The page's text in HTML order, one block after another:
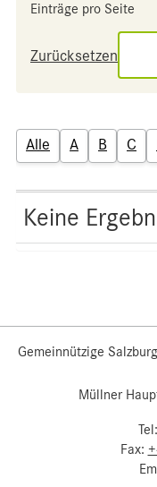
Einträge pro Seite
Zurücksetzen
Alle A B C
Keine
Gemeinnützige
Müllner
Tel:
Fax: